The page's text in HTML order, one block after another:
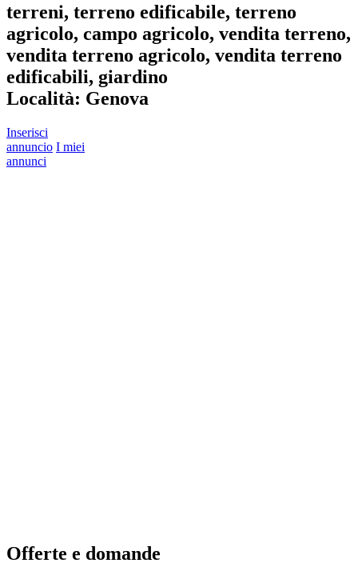
terreni, terreno edificabile, terreno
agricolo, campo agricolo, vendita terreno,
vendita terreno agricolo, vendita terreno
edificabili, giardino
Località: Genova
Inserisci
annuncio I miei
annunci
Offerte e domande